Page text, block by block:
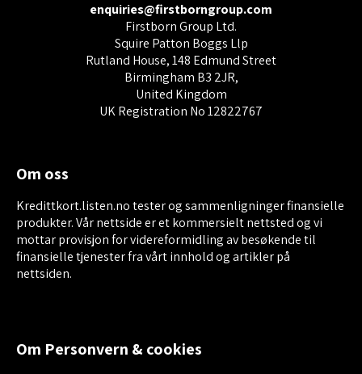
enquiries@firstborngroup.com
Firstborn Group Ltd.
Squire Patton Boggs Llp
Rutland House, 148 Edmund Street
Birmingham B3 2JR,
United Kingdom
UK Registration No 12822767
Om oss
Kredittkort.listen.no tester og sammenligninger finansielle
produkter. Vår nettside er et kommersielt nettsted og vi
mottar provisjon for videreformidling av besøkende til
finansielle tjenester fra vårt innhold og artikler på
nettsiden.
Om Personvern & cookies